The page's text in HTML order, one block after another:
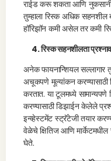
राईड करू शकता आणि
तुम्हाला रिस्क अधिक
हॉरिझॉन कमी असेल तर कमी
4. रिस्क सहनशीलता
अनेक फायनान्शियल
अचूकपणे मूल्यांकन करण्यासाठी
करतात. या टूलमध्ये
करण्यासाठी डिझाईन केलेले
इन्व्हेस्टमेंट स्ट्रॅटेजी तयार
वेळेचे क्षितिज आणि
घेते.